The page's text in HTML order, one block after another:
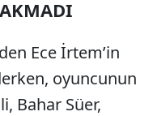
Ece İrtem’in
oyuncunun
Bahar Süer,